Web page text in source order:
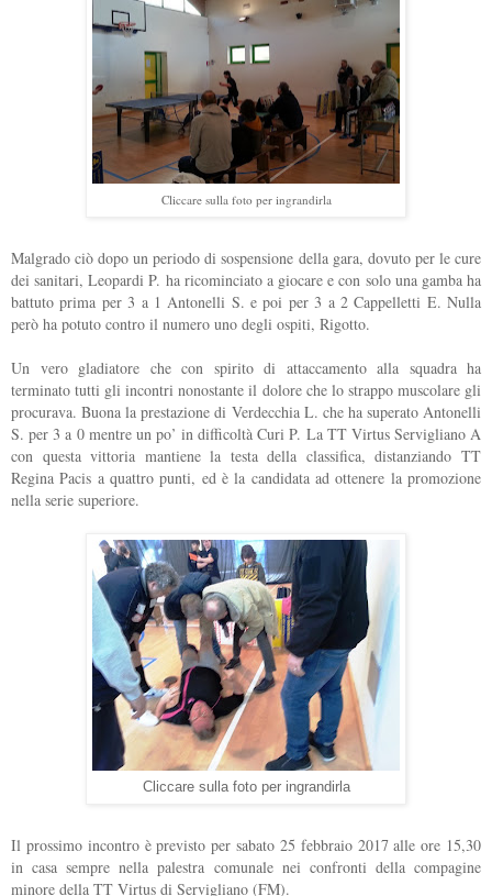
Cliccare sulla foto per ingrandirla
Malgrado ciò dopo un periodo di sospensione della gara, dovuto per le cure
dei sanitari, Leopardi P. ha ricominciato a giocare e con solo una gamba ha
battuto prima per 3 a 1 Antonelli S. e poi per 3 a 2 Cappelletti E. Nulla
però ha potuto contro il numero uno degli ospiti, Rigotto.
Un vero gladiatore che con spirito di attaccamento alla squadra ha
terminato tutti gli incontri nonostante il dolore che lo strappo muscolare gli
procurava. Buona la prestazione di Verdecchia L. che ha superato Antonelli
S. per 3 a 0 mentre un po’ in difficoltà Curi P. La TT Virtus Servigliano A
con questa vittoria mantiene la testa della classifica, distanziando TT
Regina Pacis a quattro punti, ed è la candidata ad ottenere la promozione
nella serie superiore.
Cliccare sulla foto per ingrandirla
Il prossimo incontro è previsto per sabato 25 febbraio 2017 alle ore 15,30
in casa sempre nella palestra comunale nei confronti della compagine
minore della TT Virtus di Servigliano (FM).